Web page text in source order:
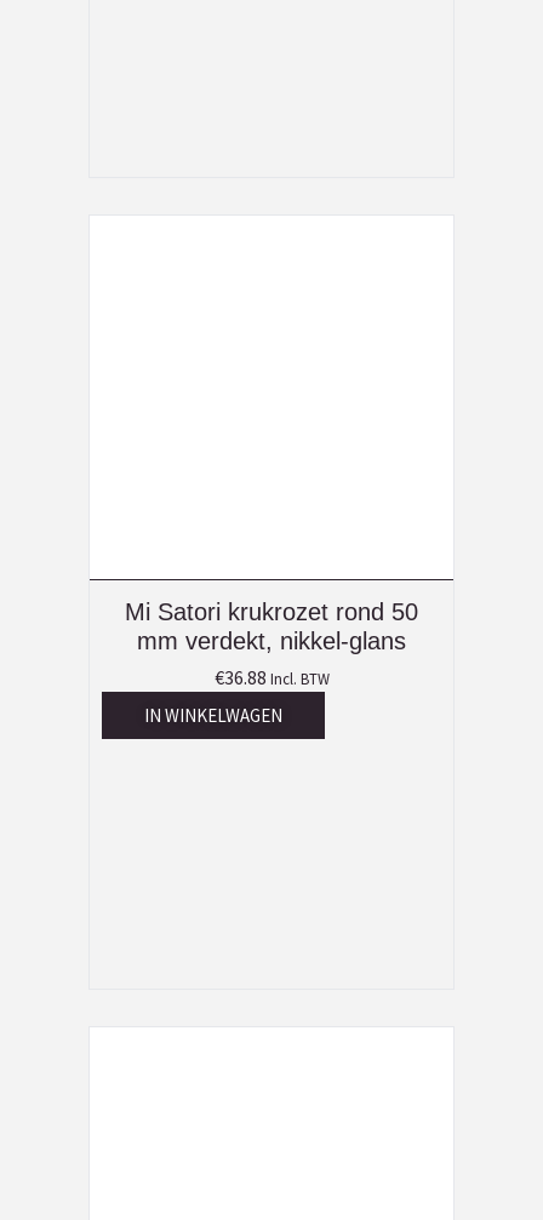
Mi Satori krukrozet rond 50
mm verdekt, nikkel-glans
€36.88 Incl. BTW
IN WINKELWAGEN